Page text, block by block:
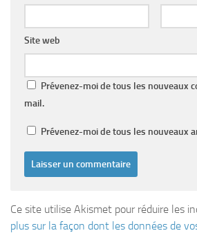
Site web
Prévenez-moi de tous les nouveaux
mail.
Prévenez-moi de tous les nouveaux
Ce site utilise Akismet pour réduire les
plus sur la façon dont les données de